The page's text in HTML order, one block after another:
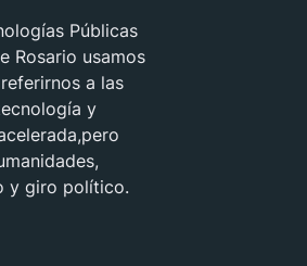
Públicas
Rosario usamos
a las
y
y giro político.